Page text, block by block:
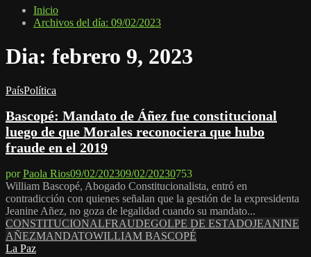
Inicio
Archivos del día: 09/02/2023
Dia: febrero 9, 2023
PaísPolítica
Bascopé: Mandato de Áñez fue constitucional
luego de que Morales reconociera que hubo
fraude en el 2019
porPaola Rios09/02/202309/02/20230753
William Bascopé, Abogado Constitucionalista, entró en
contradicción con quienes señalan que la gestión de la expresidenta
Jeanine Añez, no goza de legalidad cuando su mandato...
CONSTITUCIONALFRAUDEGOLPE DE ESTADOJEANINE
AÑEZMANDATOWILLIAM BASCOPÉ
La Paz